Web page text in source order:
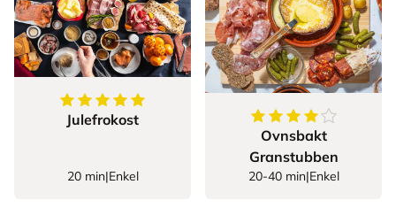
5av5stjerner
Julefrokost
20 min|Enkel
4.428571428571429
Ovnsbakt
Granstubben
20-40 min|Enkel